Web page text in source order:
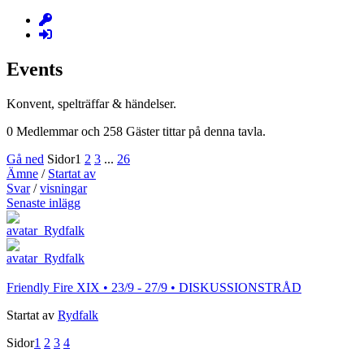
Events
Konvent, spelträffar & händelser.
0 Medlemmar och 258 Gäster tittar på denna tavla.
Gå ned Sidor1 2 3 ... 26
Ämne / Startat av
Svar/visningar
Senaste inlägg
Friendly Fire XIX • 23/9 - 27/9 • DISKUSSIONSTRÅD
Startat av Rydfalk
Sidor1 2 3 4